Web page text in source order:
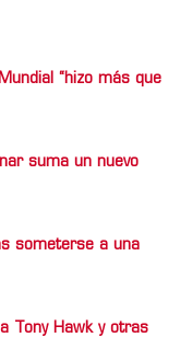
“hizo más que
suma un nuevo
someterse a una
Tony Hawk y otras